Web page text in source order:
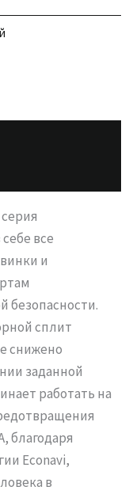
все
и
безопасности.
сплит
снижено
заданной
работать на
благодаря
Econavi,
в